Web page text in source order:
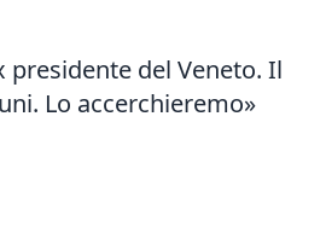
presidente del Veneto. Il
Lo accerchieremo»